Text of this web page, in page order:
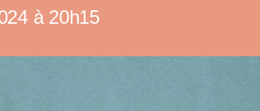
à 20h15